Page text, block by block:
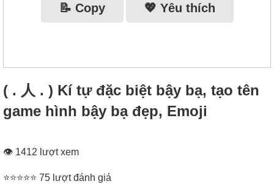
📝 Copy 💖 Yêu thích
( . 人 . ) Kí tự đặc biệt bậy bạ, tạo tên
game hình bậy bạ đẹp, Emoji
👁 1412 lượt xem
⭐⭐⭐⭐⭐ 75 lượt đánh giá